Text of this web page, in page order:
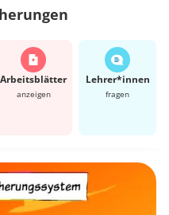
Arbeits­blätter
anzeigen
Lehrer*​innen
fragen